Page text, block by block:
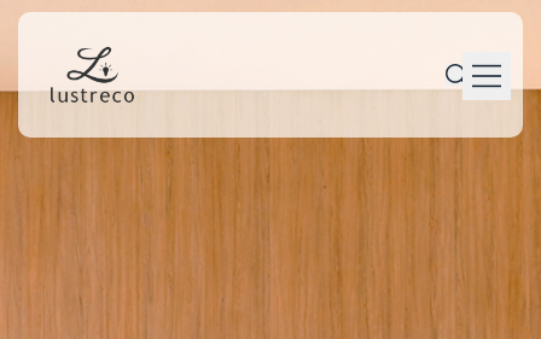
P e r s o n a l i z a ç ã o
P r o j e t o s
M a n u t e n ç ã o